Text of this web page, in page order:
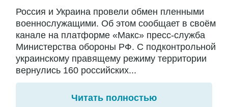
Россия и Украина провели обмен пленными
военнослужащими. Об этом сообщает в своём
канале на платформе «Макс» пресс-служба
Министерства обороны РФ. С подконтрольной
украинскому правящему режиму территории
вернулись 160 российских...
Читать полностью